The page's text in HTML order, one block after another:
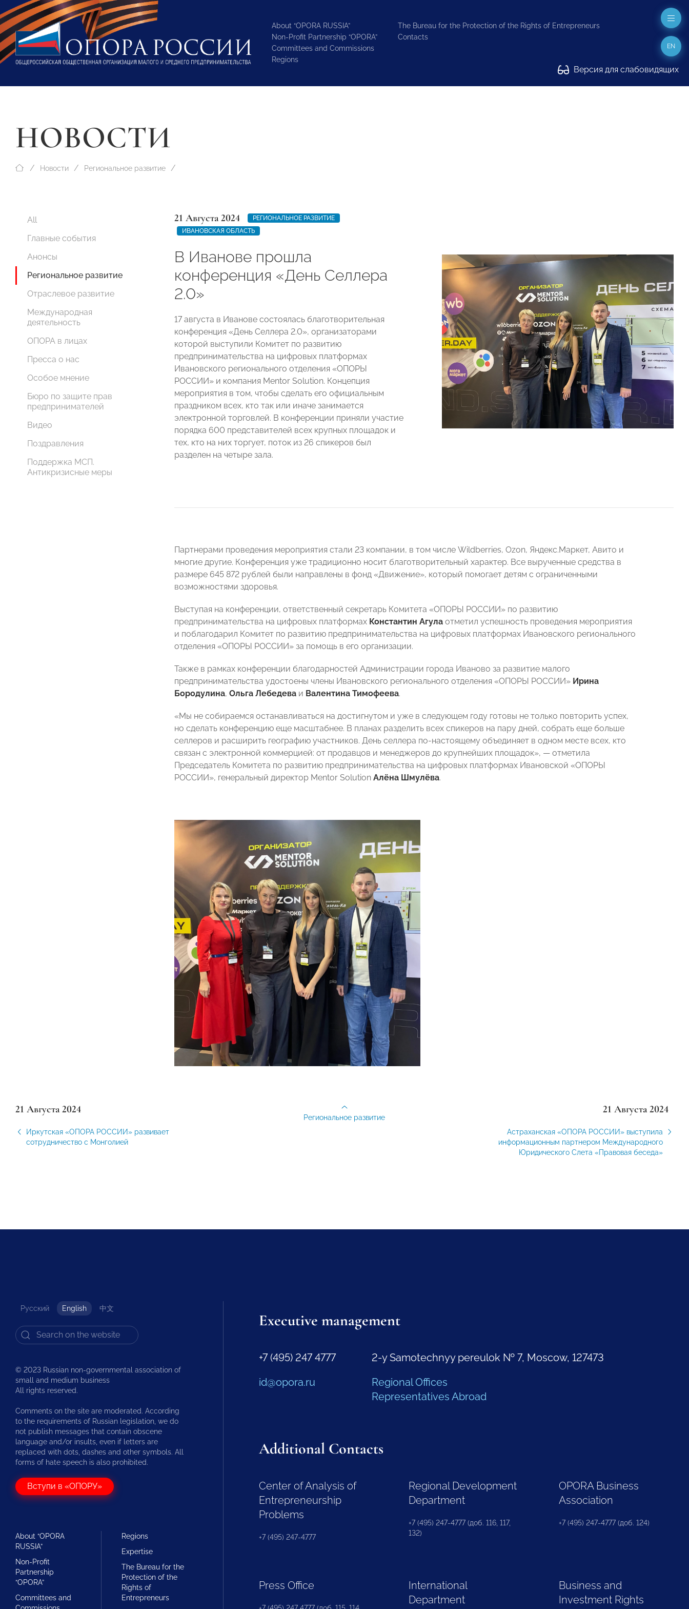
About “OPORA RUSSIA”
Non-Profit Partnership “OPORA”
Committees and Commissions
Regions
The Bureau for the Protection of the Rights of Entrepreneurs
Contacts
Версия для слабовидящих
EN
НОВОСТИ
Новости Региональное развитие
All
Главные события
Анонсы
Региональное развитие
Отраслевое развитие
Международная
деятельность
ОПОРА в лицах
Пресса о нас
Особое мнение
Бюро по защите прав
предпринимателей
Видео
Поздравления
Поддержка МСП.
Антикризисные меры
21 Августа 2024
РЕГИОНАЛЬНОЕ РАЗВИТИЕ
ИВАНОВСКАЯ ОБЛАСТЬ
В Иванове прошла
конференция «День Селлера
2.0»
17 августа в Иванове состоялась благотворительная
конференция «День Селлера 2.0», организаторами
которой выступили Комитет по развитию
предпринимательства на цифровых платформах
Ивановского регионального отделения «ОПОРЫ
РОССИИ» и компания Mentor Solution. Концепция
мероприятия в том, чтобы сделать его официальным
праздником всех, кто так или иначе занимается
электронной торговлей. В конференции приняли участие
порядка 600 представителей всех крупных площадок и
тех, кто на них торгует, поток из 26 спикеров был
разделен на четыре зала.
Партнерами проведения мероприятия стали 23 компании, в том числе Wildberries, Ozon, Яндекс.Маркет, Авито и
многие другие. Конференция уже традиционно носит благотворительный характер. Все вырученные средства в
размере 645 872 рублей были направлены в фонд «Движение», который помогает детям с ограниченными
возможностями здоровья.
Выступая на конференции, ответственный секретарь Комитета «ОПОРЫ РОССИИ» по развитию
предпринимательства на цифровых платформах Константин Агула отметил успешность проведения мероприятия
и поблагодарил Комитет по развитию предпринимательства на цифровых платформах Ивановского регионального
отделения «ОПОРЫ РОССИИ» за помощь в его организации.
Также в рамках конференции благодарностей Администрации города Иваново за развитие малого
предпринимательства удостоены члены Ивановского регионального отделения «ОПОРЫ РОССИИ» Ирина
Бородулина, Ольга Лебедева и Валентина Тимофеева.
«Мы не собираемся останавливаться на достигнутом и уже в следующем году готовы не только повторить успех,
но сделать конференцию еще масштабнее. В планах разделить всех спикеров на пару дней, собрать еще больше
селлеров и расширить географию участников. День селлера по-настоящему объединяет в одном месте всех, кто
связан с электронной коммерцией: от продавцов и менеджеров до крупнейших площадок», — отметила
Председатель Комитета по развитию предпринимательства на цифровых платформах Ивановской «ОПОРЫ
РОССИИ», генеральный директор Mentor Solution Алёна Шмулёва.
21 Августа 2024
Иркутская «ОПОРА РОССИИ» развивает
сотрудничество с Монголией
21 Августа 2024
Астраханская «ОПОРА РОССИИ» выступила
информационным партнером Международного
Юридического Слета «Правовая беседа»
Региональное развитие
Русский English 中文
© 2023 Russian non-governmental association of
small and medium business
All rights reserved.
Comments on the site are moderated. According
to the requirements of Russian legislation, we do
not publish messages that contain obscene
language and/or insults, even if letters are
replaced with dots, dashes and other symbols. All
forms of hate speech is also prohibited.
Вступи в «ОПОРУ»
About “OPORA
RUSSIA”
Non-Profit
Partnership
“OPORA”
Committees and
Regions
Expertise
The Bureau for the
Protection of the
Rights of
Entrepreneurs
Executive management
+7 (495) 247 4777
id@opora.ru
2-y Samotechnyy pereulok № 7, Moscow, 127473
Regional Offices
Representatives Abroad
Additional Contacts
Center of Analysis of
Entrepreneurship
Problems
+7 (495) 247-4777
Regional Development
Department
+7 (495) 247-4777 (доб. 116, 117,
132)
OPORA Business
Association
+7 (495) 247-4777 (доб. 124)
Press Office
International
Department
Business and
Investment Rights